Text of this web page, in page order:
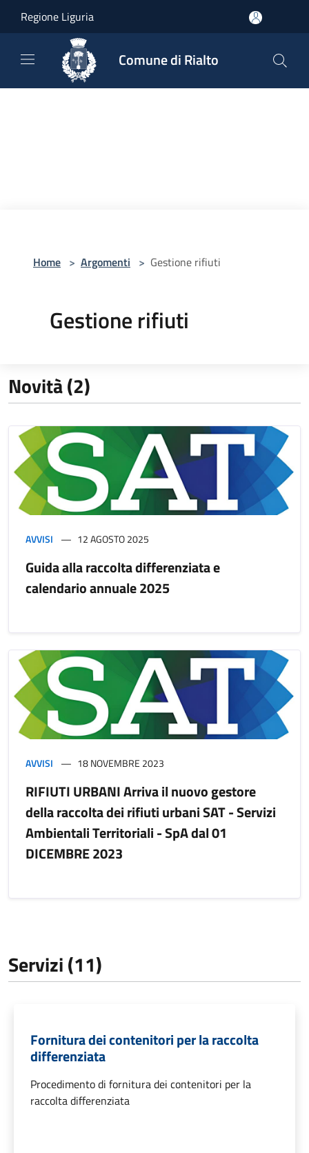
Regione Liguria
Comune di Rialto
Home > Argomenti > Gestione rifiuti
Gestione rifiuti
Novità (2)
AVVISI 12 AGOSTO 2025
Guida alla raccolta differenziata e
calendario annuale 2025
AVVISI 18 NOVEMBRE 2023
RIFIUTI URBANI Arriva il nuovo gestore
della raccolta dei rifiuti urbani SAT - Servizi
Ambientali Territoriali - SpA dal 01
DICEMBRE 2023
Servizi (11)
Fornitura dei contenitori per la raccolta
differenziata
Procedimento di fornitura dei contenitori per la
raccolta differenziata